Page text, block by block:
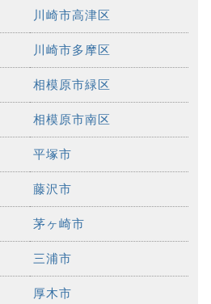
川崎市高津区
川崎市多摩区
相模原市緑区
相模原市南区
平塚市
藤沢市
茅ヶ崎市
三浦市
厚木市